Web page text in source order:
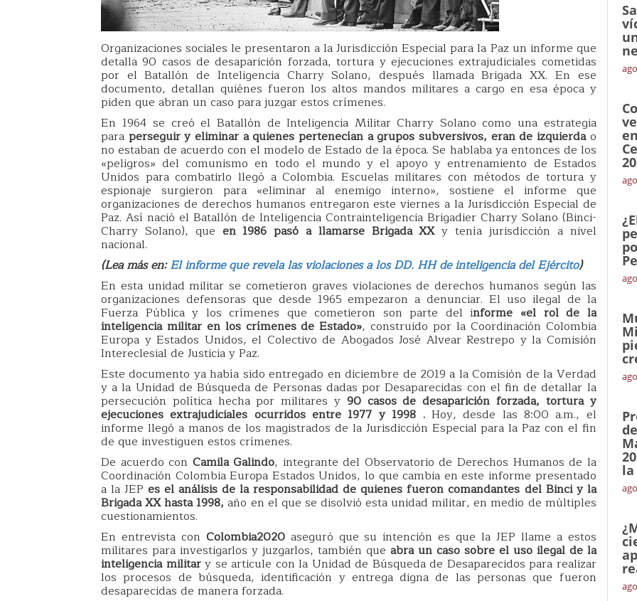
Organizaciones sociales le presentaron a la Jurisdicción Especial para la Paz un informe que
detalla 90 casos de desaparición forzada, tortura y ejecuciones extrajudiciales cometidas
por el Batallón de Inteligencia Charry Solano, después llamada Brigada XX. En ese
documento, detallan quiénes fueron los altos mandos militares a cargo en esa época y
piden que abran un caso para juzgar estos crímenes.
En 1964 se creó el Batallón de Inteligencia Militar Charry Solano como una estrategia
para perseguir y eliminar a quienes pertenecían a grupos subversivos, eran de izquierdao
no estaban de acuerdo con el modelo de Estado de la época. Se hablaba ya entonces de los
«peligros» del comunismo en todo el mundo y el apoyo y entrenamiento de Estados
Unidos para combatirlo llegó a Colombia. Escuelas militares con métodos de tortura y
espionaje surgieron para «eliminar al enemigo interno», sostiene el informe que
organizaciones de derechos humanos entregaron este viernes a la Jurisdicción Especial de
Paz. Así nació el Batallón de Inteligencia Contrainteligencia Brigadier Charry Solano (Binci-
Charry Solano), que en 1986 pasó a llamarse Brigada XXy tenía jurisdicción a nivel
nacional.
(Lea más en:El informe que revela las violaciones a los DD. HH de inteligencia del Ejército)
En esta unidad militar se cometieron graves violaciones de derechos humanos según las
organizaciones defensoras que desde 1965 empezaron a denunciar. El uso ilegal de la
Fuerza Pública y los crímenes que cometieron son parte del informe «el rol de la
inteligencia militar en los crímenes de Estado», construido por la Coordinación Colombia
Europa y Estados Unidos, el Colectivo de Abogados José Alvear Restrepo y la Comisión
Intereclesial de Justicia y Paz.
Este documento ya había sido entregado en diciembre de 2019 a la Comisión de la Verdad
y a la Unidad de Búsqueda de Personas dadas por Desaparecidas con el fin de detallar la
persecución política hecha por militares y 90 casos de desaparición forzada, tortura y
ejecuciones extrajudiciales ocurridos entre 1977 y 1998 .Hoy, desde las 8:00 a.m., el
informe llegó a manos de los magistrados de la Jurisdicción Especial para la Paz con el fin
de que investiguen estos crímenes.
De acuerdo con Camila Galindo, integrante del Observatorio de Derechos Humanos de la
Coordinación Colombia Europa Estados Unidos, lo que cambia en este informe presentado
a la JEPes el análisis de la responsabilidad de quienes fueron comandantes del Binci y la
Brigada XX hasta 1998,año en el que se disolvió esta unidad militar, en medio de múltiples
cuestionamientos.
En entrevista con Colombia2020aseguró que su intención es que la JEP llame a estos
militares para investigarlos y juzgarlos, también que abra un caso sobre el uso ilegal de la
inteligencia military se articule con la Unidad de Búsqueda de Desaparecidos para realizar
los procesos de búsqueda, identificación y entrega digna de las personas que fueron
desaparecidas de manera forzada.
la